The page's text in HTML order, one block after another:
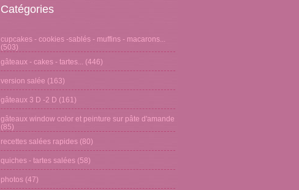
Catégories
cupcakes - cookies -sablés - muffins - macarons...
(503)
gâteaux - cakes - tartes... (446)
version salée (163)
gâteaux 3 D -2 D (161)
gâteaux window color et peinture sur pâte d'amande
(85)
recettes salées rapides (80)
quiches - tartes salées (58)
photos (47)